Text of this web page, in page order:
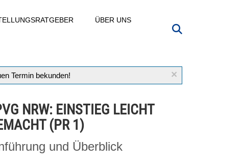
ÜBER UNS
×
Termin bekunden!
NRW: EINSTIEG LEICHT
(PR 1)
und Überblick